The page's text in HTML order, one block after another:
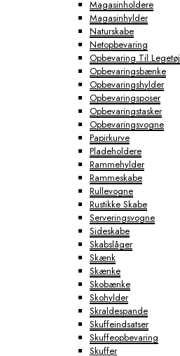
Magasinholdere
Magasinhylder
Naturskabe
Netopbevaring
Opbevaring Til Legetøj
Opbevaringsbænke
Opbevaringshylder
Opbevaringsposer
Opbevaringstasker
Opbevaringsvogne
Papirkurve
Pladeholdere
Rammehylder
Rammeskabe
Rullevogne
Rustikke Skabe
Serveringsvogne
Sideskabe
Skabslåger
Skænk
Skænke
Skobænke
Skohylder
Skraldespande
Skuffeindsatser
Skuffeopbevaring
Skuffer